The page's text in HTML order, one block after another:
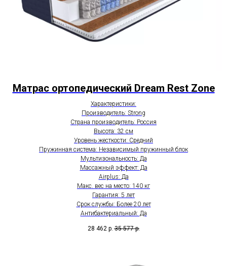
Матрас ортопедический Dream Rest Zone
Характеристики:
Производитель: Strong
Страна производитель: Россия
Высота: 32 см
Уровень жесткости: Средний
Пружинная система: Независимый пружинный блок
Мультизональность: Да
Массажный эффект: Да
Airplus: Да
Макс. вес на место: 140 кг
Гарантия: 5 лет
Срок службы: Более 20 лет
Антибактериальный: Да
28 462 р. 35 577 р.